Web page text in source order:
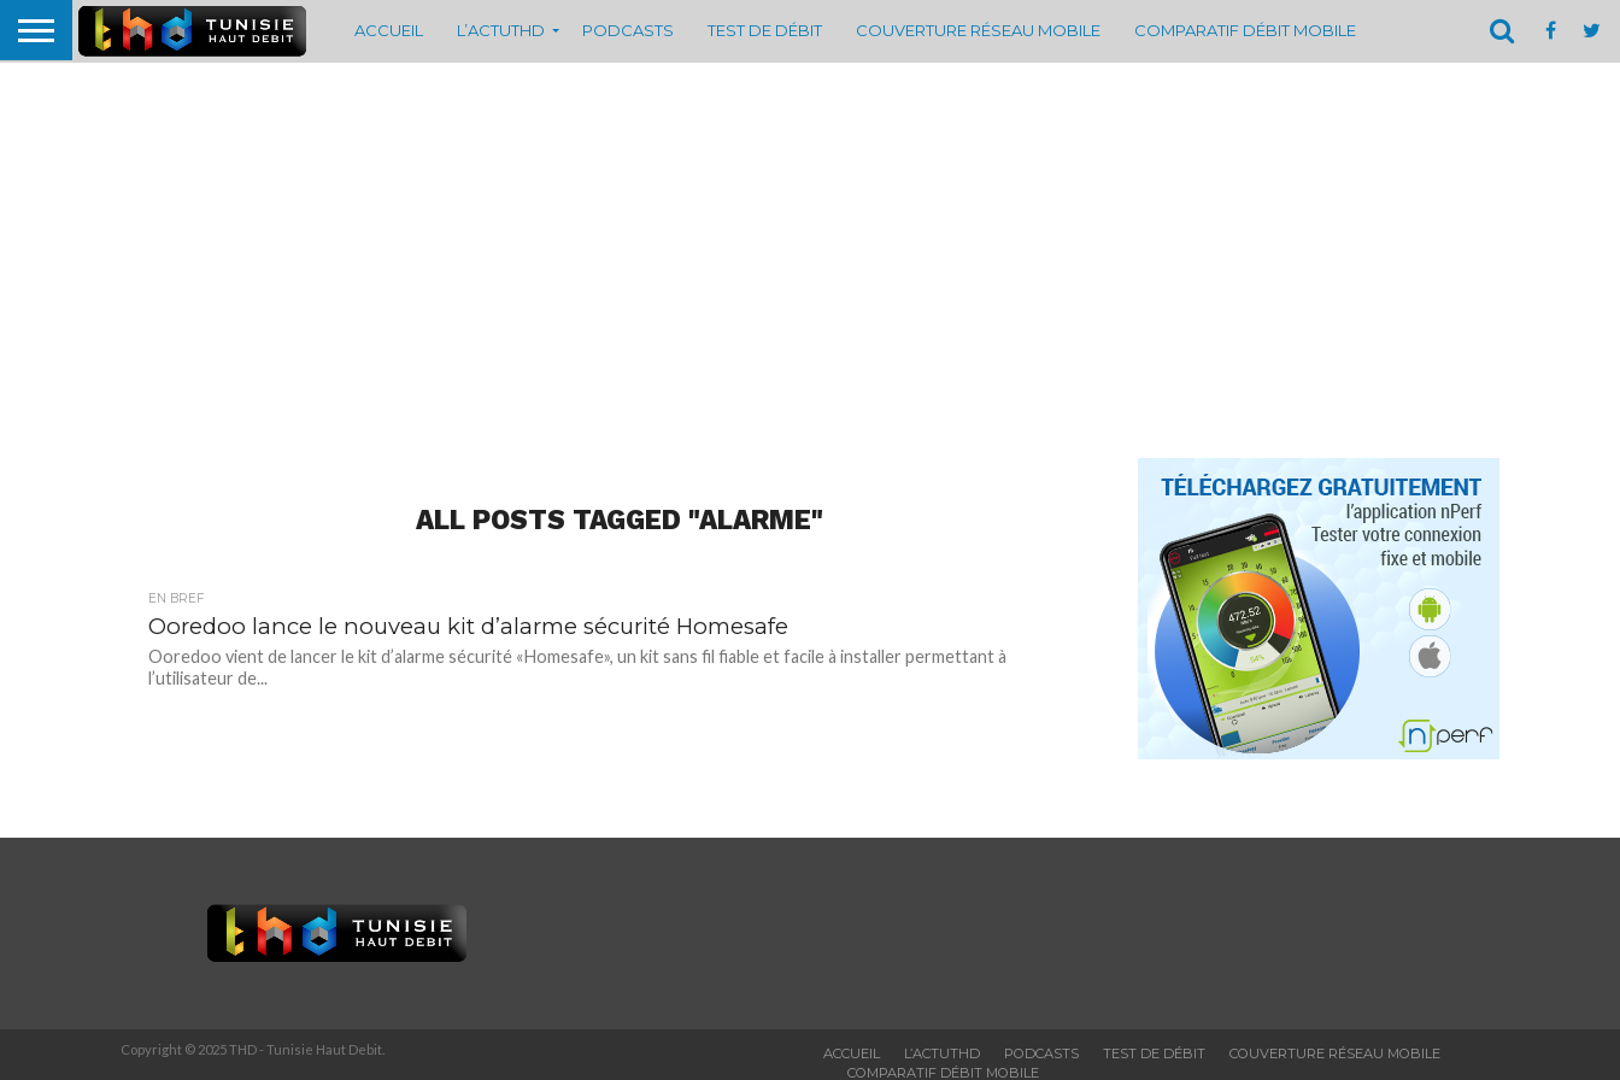
ACCUEIL L’ACTUTHD PODCASTS TEST DE DÉBIT COUVERTURE RÉSEAU MOBILE COMPARATIF DÉBIT MOBILE
ALL POSTS TAGGED "ALARME"
EN BREF
Ooredoo lance le nouveau kit d’alarme sécurité Homesafe
Ooredoo vient de lancer le kit d’alarme sécurité «Homesafe», un kit sans fil fiable et facile à installer permettant à
l’utilisateur de...
ACCUEIL L’ACTUTHD PODCASTS TEST DE DÉBIT
COUVERTURE RÉSEAU MOBILE
COMPARATIF DÉBIT MOBILE
Copyright © 2025 THD - Tunisie Haut Debit.